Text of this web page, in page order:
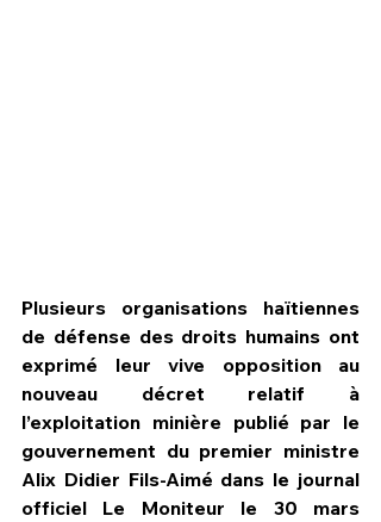
HPN Live
Plusieurs organisations haïtiennes
de défense des droits humains ont
exprimé leur vive opposition au
nouveau décret relatif à
l’exploitation minière publié par le
gouvernement du premier ministre
Alix Didier Fils-Aimé dans le journal
officiel Le Moniteur le 30 mars